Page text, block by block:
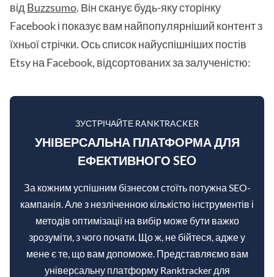
від Buzzsumo. Він сканує будь-яку сторінку
Facebook і показує вам найпопулярніший контент з
їхньої стрічки. Ось список найуспішніших постів
Etsy на Facebook, відсортованих за залученістю:
ЗУСТРІЧАЙТЕ RANKTRACKER
УНІВЕРСАЛЬНА ПЛАТФОРМА ДЛЯ
ЕФЕКТИВНОГО SEO
За кожним успішним бізнесом стоїть потужна SEO-
кампанія. Але з незліченною кількістю інструментів і
методів оптимізації на вибір може бути важко
зрозуміти, з чого почати. Що ж, не бійтеся, адже у
мене є те, що вам допоможе. Представляємо вам
універсальну платформу Ranktracker для